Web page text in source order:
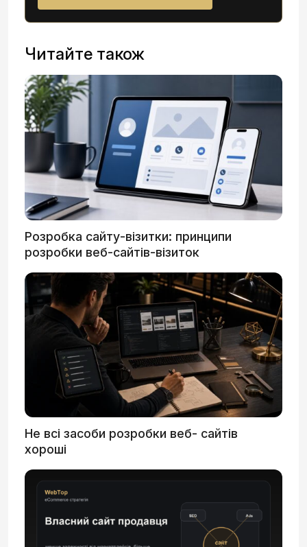
Читайте також
Розробка сайту-візитки: принципи
розробки веб-сайтів-візиток
Не всі засоби розробки веб- сайтів
хороші